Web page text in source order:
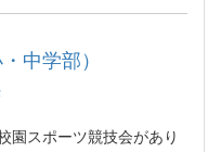
中学部）
園スポーツ競技会があり